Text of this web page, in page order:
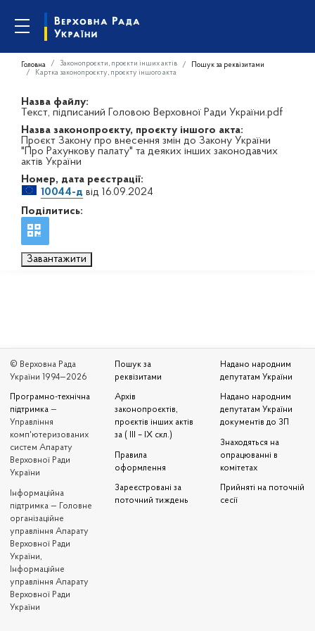
Головна Законопроєкти, проєкти інших актів
Пошук за реквізитами
Картка законопроєкту, проєкту іншого акта
Назва файлу:
Текст, підписаний Головою Верховної Ради України.pdf
Назва законопроєкту, проєкту іншого акта:
Проєкт Закону про внесення змін до Закону України
"Про Рахункову палату" та деяких інших законодавчих
актів України
Номер, дата реєстрації:
10044-двід 16.09.2024
Поділитись:
Завантажити
© Верховна Рада
України 1994—2026
Програмно-технічна
підтримка —
Управління
комп'ютеризованих
систем Апарату
Верховної Ради
України
Iнформаційна
підтримка — Головне
організаційне
управління Апарату
Верховної Ради
України,
Інформаційне
управління Апарату
Верховної Ради
України
Пошук за
реквізитами
Архів
законопроєктів,
проєктів інших актів
за ( III – IX скл.)
Правила
оформлення
Зареєстровані за
поточний тиждень
Надано народним
депутатам України
Надано народним
депутатам України
документів до ЗП
Знаходяться на
опрацюванні в
комітетах
Прийняті на поточній
сесії